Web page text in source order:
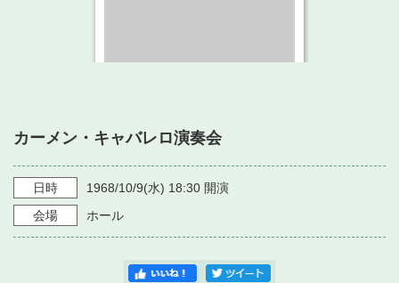
・ 空き状況
・ 抽選対象日
・ 利用料金
・ 音楽堂のご案内
・ フロアマップ
神奈川県立音楽堂
SNS
カーメン・キャバレロ演奏会
日時 1968/10/9(水) 18:30 開演
会場
ホール